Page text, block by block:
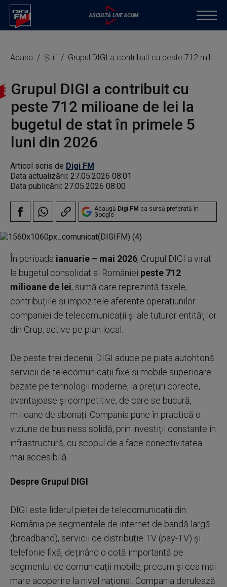
Acasa Știri Grupul DIGI a contribuit cu peste 712 milioane de lei la bugetul de stat în primele 5 luni din 2026
Grupul DIGI a contribuit cu
peste 712 milioane de lei la
bugetul de stat în primele 5
luni din 2026
Articol scris de Digi FM
Data actualizării: 27.05.2026 08:01
Data publicării: 27.05.2026 08:00
Adaugă Digi FM ca sursă preferată în
Google
În perioada ianuarie – mai 2026, Grupul DIGI a virat
la bugetul consolidat al României peste 712
milioane de lei, sumă care reprezintă taxele,
contribuțiile și impozitele aferente operațiunilor
companiei de telecomunicații și ale tuturor entităților
din Grup, active pe plan local.
De peste trei decenii, DIGI aduce pe piața autohtonă
servicii de telecomunicații fixe și mobile superioare
bazate pe tehnologii moderne, la prețuri corecte,
avantajoase și competitive, de care se bucură,
milioane de abonați. Compania pune în practică o
viziune de business solidă, prin investiții constante în
infrastructură, cu scopul de a face conectivitatea
mai accesibilă.
Despre Grupul DIGI
DIGI este liderul pieței de telecomunicații din
România pe segmentele de internet de bandă largă
(broadband), servicii de distribuție TV (pay-TV) și
telefonie fixă, deținând o cotă importantă pe
segmentul de comunicații mobile, precum și cea mai
mare acoperire la nivel național. Compania derulează